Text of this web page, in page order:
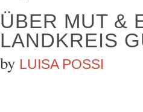
ÜBER MUT &
LANDKREIS
by LUISA POSSI